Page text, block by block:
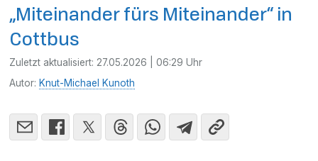
„Miteinander fürs Miteinander“ in
Cottbus
Zuletzt aktualisiert: 27.05.2026 | 06:29 Uhr
Autor: Knut-Michael Kunoth